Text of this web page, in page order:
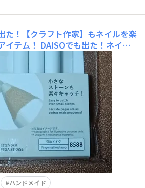
た！【クラフト作家】もネイルを楽
イテム！ DAISOでも出た！ネイリ
作業効率を激変させるアイテム JAF
クリエイター兼ハンドメイドショッ
作品を制作している私が、DAISOで
「ストーンキャッチペン」。小さな
ジン用の薄い素材まで、ペン先
ハンドメイド